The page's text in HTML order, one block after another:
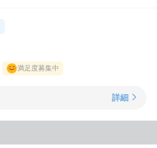
満足度募集中
詳細